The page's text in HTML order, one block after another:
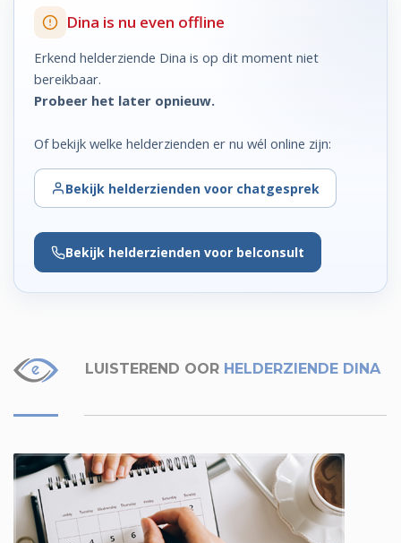
Dina is nu even offline
Erkend helderziende Dina is op dit moment niet
bereikbaar.
Probeer het later opnieuw.
Of bekijk welke helderzienden er nu wél online zijn:
Bekijk helderzienden voor chatgesprek
Bekijk helderzienden voor belconsult
LUISTEREND OOR HELDERZIENDE DINA